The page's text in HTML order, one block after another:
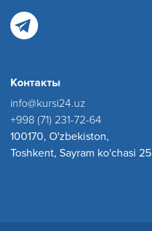
Контакты
info@kursi24.uz
+998 (71) 231-72-64
100170, O'zbekiston,
Toshkent, Sayram ko'chasi 25